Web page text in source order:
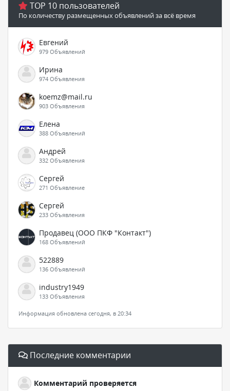
TOP 10 пользователей
По количеству размещенных объявлений за всё время
Евгений
979 Объявлений
Ирина
974 Объявления
koemz@mail.ru
903 Объявления
Елена
388 Объявлений
Андрей
332 Объявления
Сергей
271 Объявление
Сергей
233 Объявления
Продавец (ООО ПКФ "Контакт")
168 Объявлений
522889
136 Объявлений
industry1949
133 Объявления
Информация обновлена сегодня, в 20:34
Последние комментарии
Комментарий проверяется